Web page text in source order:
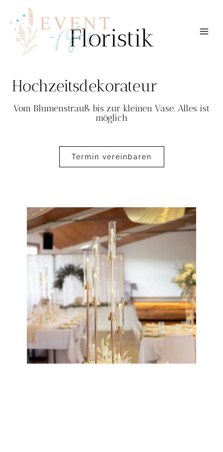
springen
Floristik
Hochzeitsdekorateur
Vom Blumenstrauß bis zur kleinen Vase. Alles ist
möglich
Termin vereinbaren